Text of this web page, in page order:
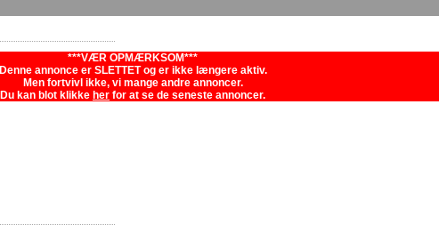
***VÆR OPMÆRKSOM***
Denne annonce er SLETTET og er ikke længere aktiv.
Men fortvivl ikke, vi mange andre annoncer.
Du kan blot klikke her for at se de seneste annoncer.